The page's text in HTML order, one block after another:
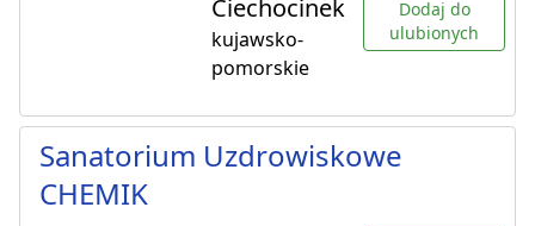
Ciechocinek
kujawsko-
pomorskie
Dodaj do
ulubionych
Sanatorium Uzdrowiskowe
CHEMIK